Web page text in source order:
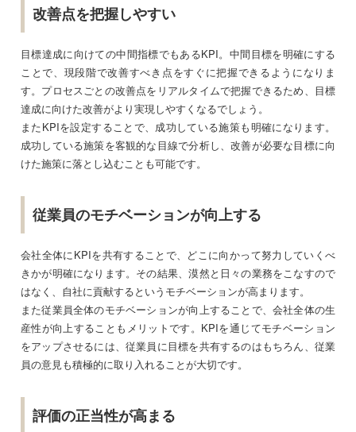
改善点を把握しやすい
目標達成に向けての中間指標でもあるKPI。中間目標を明確にする
ことで、現段階で改善すべき点をすぐに把握できるようになりま
す。プロセスごとの改善点をリアルタイムで把握できるため、目標
達成に向けた改善がより実現しやすくなるでしょう。
またKPIを設定することで、成功している施策も明確になります。
成功している施策を客観的な目線で分析し、改善が必要な目標に向
けた施策に落とし込むことも可能です。
従業員のモチベーションが向上する
会社全体にKPIを共有することで、どこに向かって努力していくべ
きかが明確になります。その結果、漠然と日々の業務をこなすので
はなく、自社に貢献するというモチベーションが高まります。
また従業員全体のモチベーションが向上することで、会社全体の生
産性が向上することもメリットです。KPIを通じてモチベーション
をアップさせるには、従業員に目標を共有するのはもちろん、従業
員の意見も積極的に取り入れることが大切です。
評価の正当性が高まる